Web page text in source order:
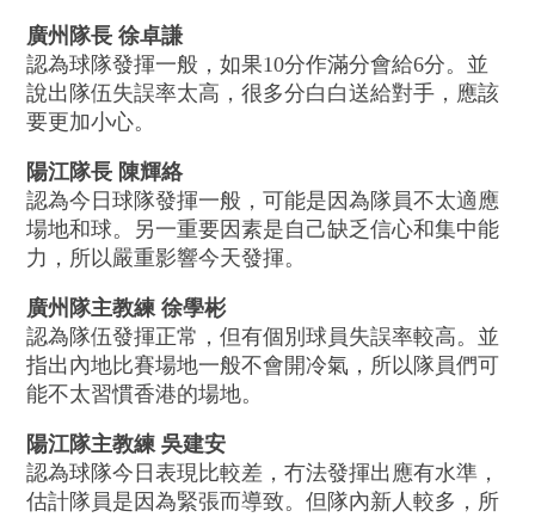
廣州隊長 徐卓謙
認為球隊發揮一般，如果10分作滿分會給6分。並
說出隊伍失誤率太高，很多分白白送給對手，應該
要更加小心。
陽江隊長 陳輝絡
認為今日球隊發揮一般，可能是因為隊員不太適應
場地和球。另一重要因素是自己缺乏信心和集中能
力，所以嚴重影響今天發揮。
廣州隊主教練 徐學彬
認為隊伍發揮正常，但有個別球員失誤率較高。並
指出內地比賽場地一般不會開冷氣，所以隊員們可
能不太習慣香港的場地。
陽江隊主教練 吳建安
認為球隊今日表現比較差，冇法發揮出應有水準，
估計隊員是因為緊張而導致。但隊內新人較多，所